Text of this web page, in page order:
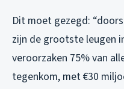
Dit moet gezegd:
zijn de grootste leugen
veroorzaken 75% van
tegenkom, met €30